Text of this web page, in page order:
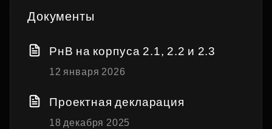
Документы
РнВ на корпуса 2.1, 2.2 и 2.3
12 января 2026
Проектная декларация
18 декабря 2025